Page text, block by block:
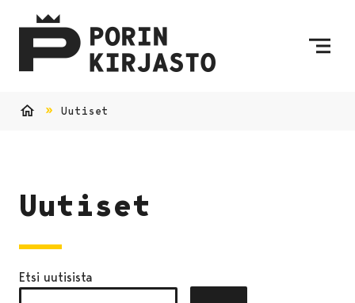
Uutiset
Uutiset
Etsi uutisista